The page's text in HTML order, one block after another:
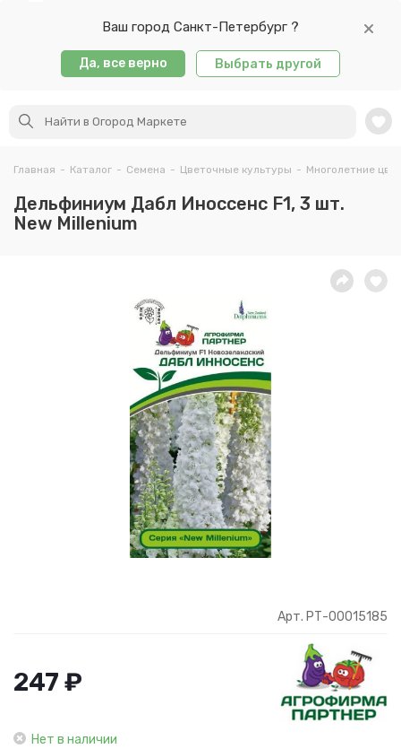
Ваш город Санкт-Петербург ?
Да, все верно Выбрать другой
Главная - Каталог - Семена - Цветочные культуры - Многолетние
Дельфиниум Дабл Иноссенс F1, 3 шт.
New Millenium
Арт. РТ-00015185
247 ₽
Нет в наличии